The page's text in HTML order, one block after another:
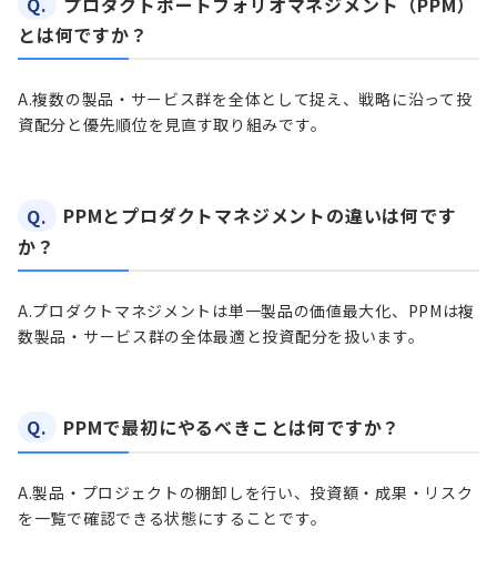
とは何ですか？
A.複数の製品・サービス群を全体として捉え、戦略に沿って投
資配分と優先順位を見直す取り組みです。
Q.
PPMとプロダクトマネジメントの違いは何です
か？
A.プロダクトマネジメントは単一製品の価値最大化、PPMは複
数製品・サービス群の全体最適と投資配分を扱います。
Q. PPMで最初にやるべきことは何ですか？
A.製品・プロジェクトの棚卸しを行い、投資額・成果・リスク
を一覧で確認できる状態にすることです。